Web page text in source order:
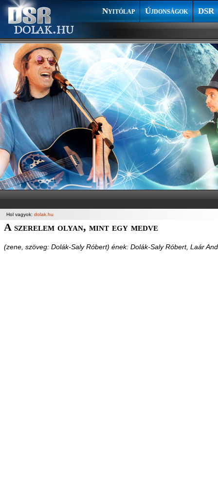
Nyitólap Újdonságok DSR
Hol vagyok: dolak.hu
A szerelem olyan, mint egy medve
(zene, szöveg: Dolák-Saly Róbert) ének: Dolák-Saly Róbert, Laár